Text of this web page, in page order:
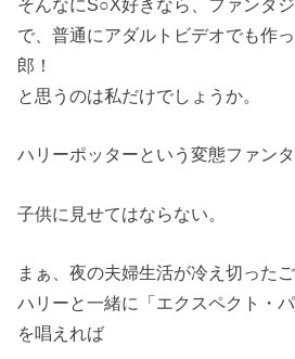
そんなにS○X好きなら、ファンタ
で、普通にアダルトビデオでも作
郎！
と思うのは私だけでしょうか。
ハリーポッターという変態ファンタ
子供に見せてはならない。
まぁ、夜の夫婦生活が冷え切った
ハリーと一緒に「エクスペクト・
を唱えれば